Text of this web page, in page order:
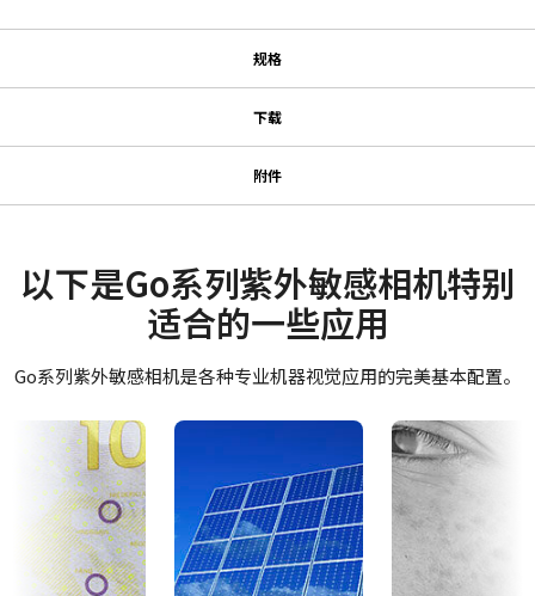
规格
摄像机类别
彩色/黑白
Visible + UV
规格
5 百万像素
规格 横x纵
下载
Datasheet - GO-5000M-PMCL-UV
Manual - GO-5000M-PMCL-UV
软件
Control tool - GO-5000-PMCL 32bit
Control tool - GO-5000-PMCL 64bit
其他
附件
JAI的紧凑型C卡口镜头专为搭配JAI机器视觉相机中的尖端传感器而
设计，可实现卓越的性能与实惠的价格。
器规格）。配备C卡口接口及对焦/光圈锁定螺丝，确保在典型工厂
环境中稳定可靠运行。
如需了解特定相机型号适配镜头的详细信息，请下载镜头产品手
册。
以下是Go系列紫外敏感相机特别
适合的一些应用
Go系列紫外敏感相机是各种专业机器视觉应用的完美基本配置。